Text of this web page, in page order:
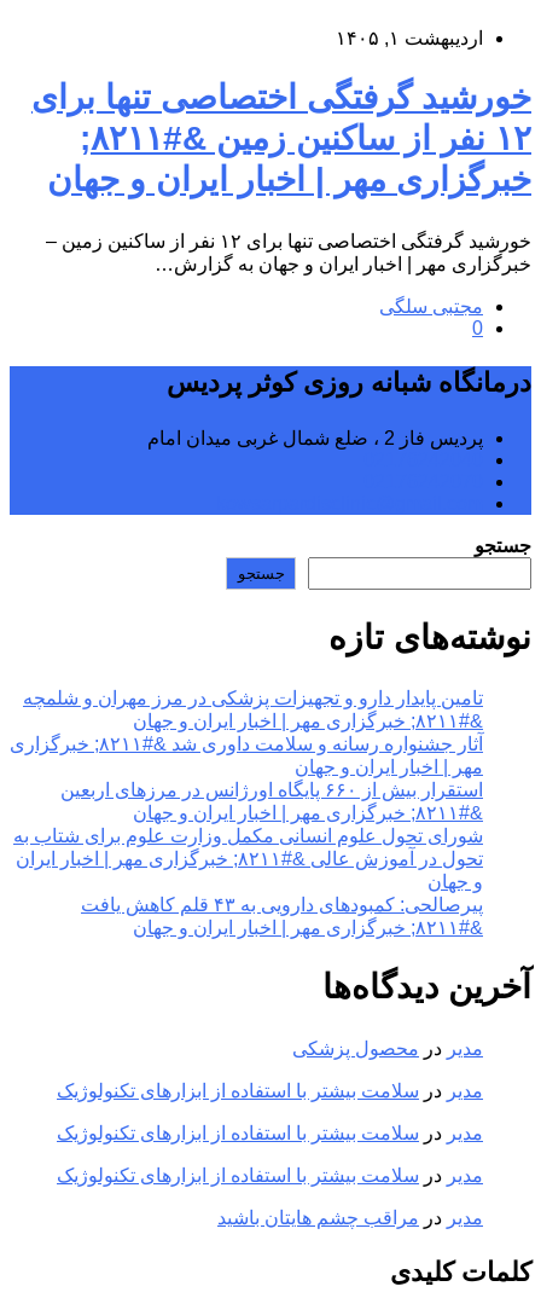
اردیبهشت ۱, ۱۴۰۵
خورشید گرفتگی اختصاصی تنها برای
۱۲ نفر از ساکنین زمین &#۸۲۱۱;
خبرگزاری مهر | اخبار ایران و جهان
خورشید گرفتگی اختصاصی تنها برای ۱۲ نفر از ساکنین زمین –
خبرگزاری مهر | اخبار ایران و جهان به گزارش…
مجتبی سلگی
0
درمانگاه شبانه روزی کوثر پردیس
پردیس فاز 2 ، ضلع شمال غربی میدان امام
جستجو
جستجو
نوشته‌های تازه
تامین پایدار دارو و تجهیزات پزشکی در مرز مهران و شلمچه
&#۸۲۱۱; خبرگزاری مهر | اخبار ایران و جهان
آثار جشنواره رسانه و سلامت داوری شد &#۸۲۱۱; خبرگزاری
مهر | اخبار ایران و جهان
استقرار بیش از ۶۶۰ پایگاه اورژانس در مرزهای اربعین
&#۸۲۱۱; خبرگزاری مهر | اخبار ایران و جهان
شورای تحول علوم انسانی مکمل وزارت علوم برای شتاب به
تحول در آموزش عالی &#۸۲۱۱; خبرگزاری مهر | اخبار ایران
و جهان
پیرصالحی: کمبودهای دارویی به ۴۳ قلم کاهش یافت
&#۸۲۱۱; خبرگزاری مهر | اخبار ایران و جهان
آخرین دیدگاه‌ها
مدیر در محصول پزشکی
مدیر در سلامت بیشتر با استفاده از ابزارهای تکنولوژیک
مدیر در سلامت بیشتر با استفاده از ابزارهای تکنولوژیک
مدیر در سلامت بیشتر با استفاده از ابزارهای تکنولوژیک
مدیر در مراقب چشم هایتان باشید
کلمات کلیدی